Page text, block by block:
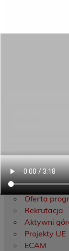
Dane
Oferta
Rekrutacja
Aktywni
Projekty UE
ECAM